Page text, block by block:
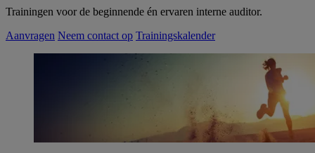
Trainingen voor de beginnende én ervaren interne auditor.
Aanvragen Neem contact op Trainingskalender